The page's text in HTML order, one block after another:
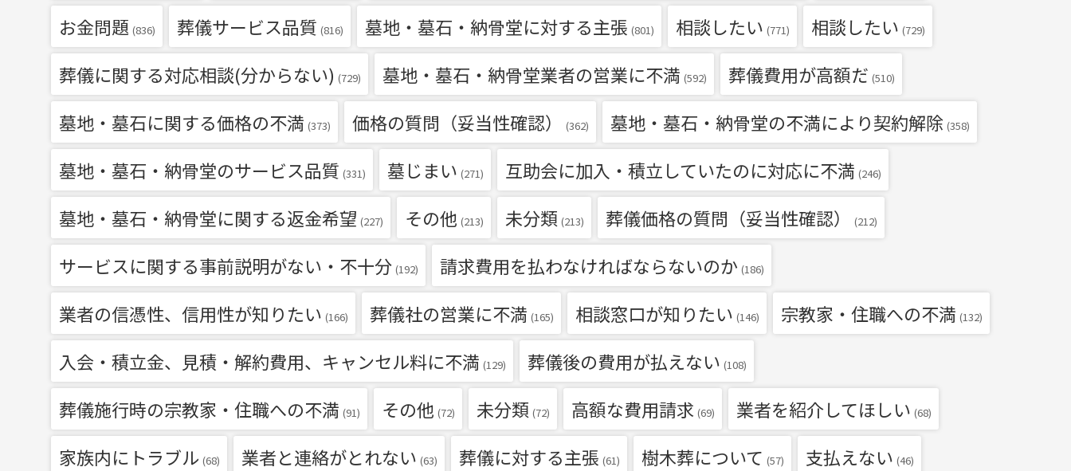
お金問題 (836) 葬儀サービス品質 (816) 墓地・墓石・納骨堂に対する主張 (801) 相談したい (771) 相談したい (729)
葬儀に関する対応相談(分からない) (729) 墓地・墓石・納骨堂業者の営業に不満 (592) 葬儀費用が高額だ (510)
墓地・墓石に関する価格の不満 (373) 価格の質問（妥当性確認） (362) 墓地・墓石・納骨堂の不満により契約解除 (358)
墓地・墓石・納骨堂のサービス品質 (331) 墓じまい (271) 互助会に加入・積立していたのに対応に不満 (246)
墓地・墓石・納骨堂に関する返金希望 (227) その他 (213) 未分類 (213) 葬儀価格の質問（妥当性確認） (212)
サービスに関する事前説明がない・不十分 (192) 請求費用を払わなければならないのか (186)
業者の信憑性、信用性が知りたい (166) 葬儀社の営業に不満 (165) 相談窓口が知りたい (146) 宗教家・住職への不満 (132)
入会・積立金、見積・解約費用、キャンセル料に不満 (129) 葬儀後の費用が払えない (108)
葬儀施行時の宗教家・住職への不満 (91) その他 (72) 未分類 (72) 高額な費用請求 (69) 業者を紹介してほしい (68)
家族内にトラブル (68) 業者と連絡がとれない (63) 葬儀に対する主張 (61) 樹木葬について (57) 支払えない (46)